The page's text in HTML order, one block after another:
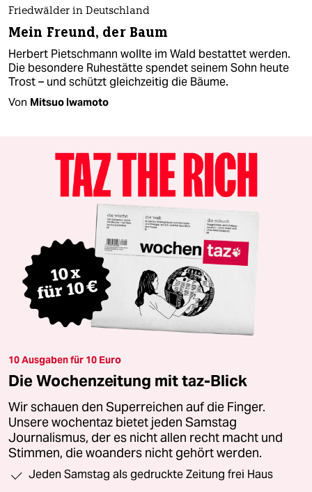
Friedwälder in Deutschland
Mein Freund, der Baum
Herbert Pietschmann wollte im Wald bestattet werden.
Die besondere Ruhestätte spendet seinem Sohn heute
Trost – und schützt gleichzeitig die Bäume.
Von Mitsuo Iwamoto
10 Ausgaben für 10 Euro
Die Wochenzeitung mit taz-Blick
Wir schauen den Superreichen auf die Finger.
Unsere wochentaz bietet jeden Samstag
Journalismus, der es nicht allen recht macht und
Stimmen, die woanders nicht gehört werden.
Jeden Samstag als gedruckte Zeitung frei Haus